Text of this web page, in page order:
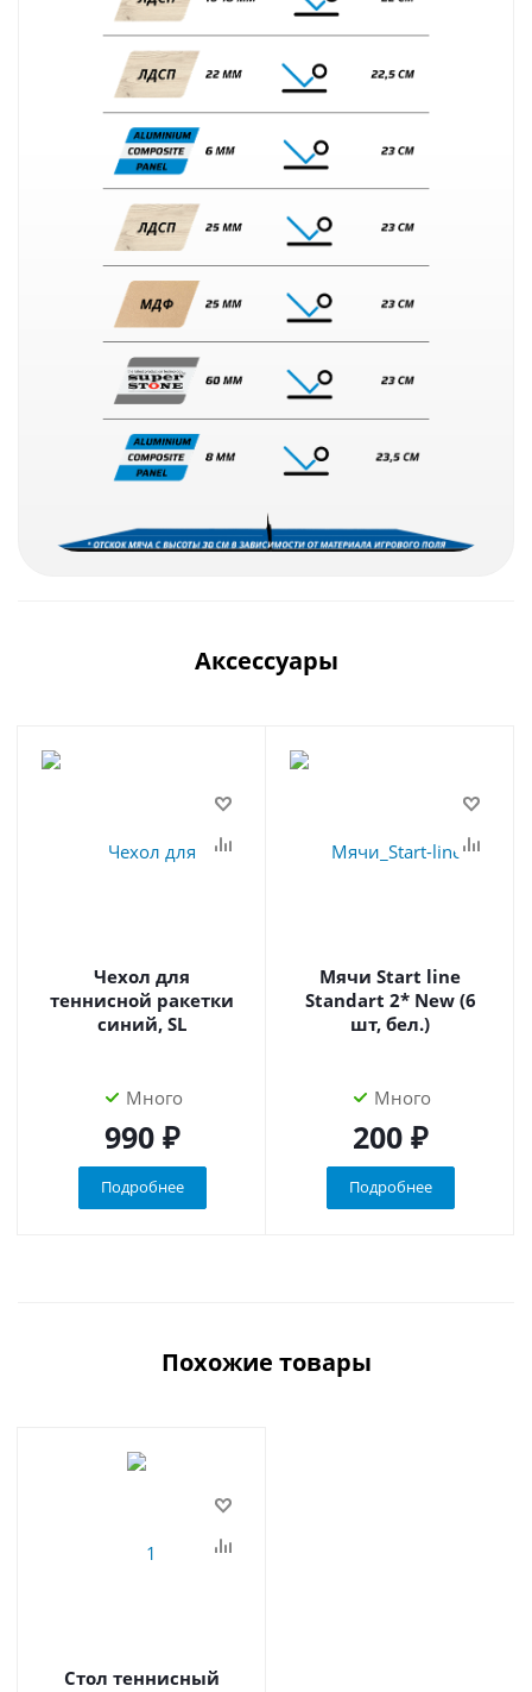
Аксессуары
Чехол для
теннисной ракетки
синий, SL
Много
990 ₽
Подробнее
Мячи Start line
Standart 2* New (6
шт, бел.)
Много
200 ₽
Подробнее
Похожие товары
Стол теннисный